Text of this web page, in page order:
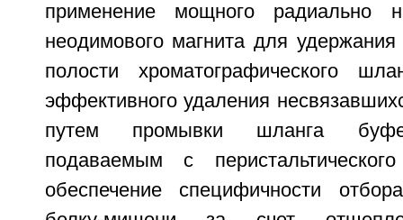
применение мощного радиально
неодимового магнита для
полости хроматографического
эффективного удаления
путем промывки шланга
подаваемым с
обеспечение специфичности